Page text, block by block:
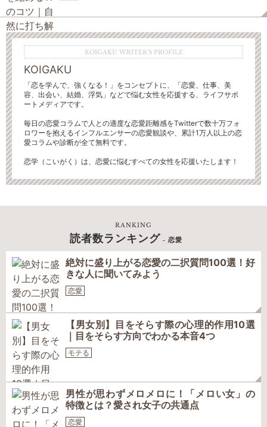
KOIGAKU WRITER'S PROFILE
KOIGAKU
「恋を学んで、強くなる！」をコンセプトに、「恋愛、仕事、美
容、出会い、結婚、浮気」などで悩む女性を応援する、ライフサポ
ートメディアです。
毎日の恋愛コラムで人との適度な恋愛距離感をTwitterで数十万フォ
ロワーを抱えるインフルエンサーの恋愛観談や、累計1万人以上の恋
愛コラムや診断が全て無料です。
恋学（こいがく）は、恋愛に悩むすべての女性を応援いたします！
RANKING
読者数ランキング - 恋愛
絶対に盛り上がる恋愛の二択質問100選！好
きな人に聞いてみよう
恋愛
【男女別】目をそらす際の心理的作用10選
｜目をそらす方向でわかる本音4つ
モテる
男性が思わずメロメロに！「メロい女」の
特徴とは？愛され女子の共通点
恋愛